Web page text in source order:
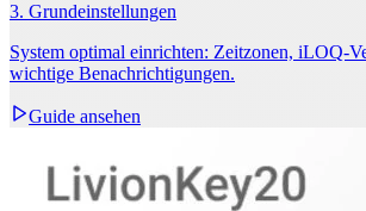
3. Grundeinstellungen
System optimal einrichten: Zeitzonen,
wichtige Benachrichtigungen.
Guide ansehen